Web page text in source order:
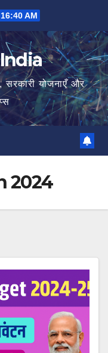
AM
सरकारी योजनाएँ और
2024